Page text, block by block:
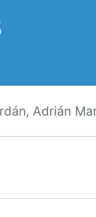
Adrián